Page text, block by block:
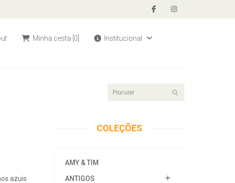
Minha cesta [0]
Institucional
azuis
COLEÇÕES
AMY & TIM
ANTIGOS